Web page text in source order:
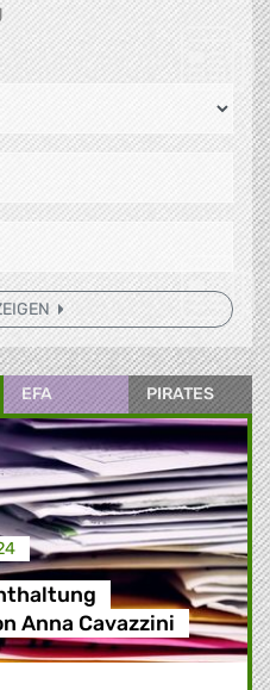
Internationales,
EFA PIRATES
Anna Cavazzini